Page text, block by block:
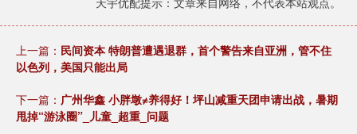
上一篇： 民间资本 特朗普遭遇退群，首个警告来自亚洲，管不住
以色列，美国只能出局
下一篇： 广州华鑫 小胖墩≠养得好！坪山减重天团申请出战，暑期
甩掉“游泳圈”_儿童_超重_问题